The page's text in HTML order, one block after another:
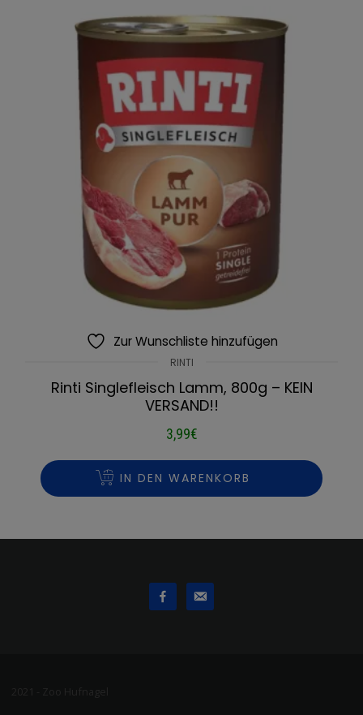
Zur Wunschliste hinzufügen
RINTI
Rinti Singlefleisch Lamm, 800g – KEIN
VERSAND!!
3,99€
IN DEN WARENKORB